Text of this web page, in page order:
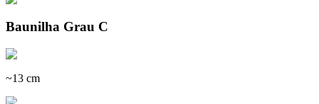
Baunilha Grau C
~13 cm